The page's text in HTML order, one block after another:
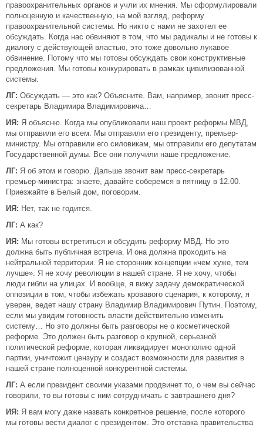
правоохранительных органов и учли их мнения. Мы сформулировали
полноценную и качественную, на мой взгляд, реформу
правоохранительной системы. Но никто с нами не захотел ее
обсуждать. Когда нас обвиняют в том, что мы радикалы и не готовы к
диалогу с действующей властью, это тоже довольно лукавое
обвинение. Потому что мы готовы обсуждать свои конструктивные
предложения. Мы готовы конкурировать в рамках цивилизованной
системы.
ЛГ: Обсуждать — это как? Объясните. Вам, например, звонит пресс-
секретарь Владимира Владимировича…
ИЯ: Я объясню. Когда мы опубликовали наш проект реформы МВД,
мы отправили его всем. Мы отправили его президенту, премьер-
министру. Мы отправили его силовикам, мы отправили его депутатам
Государственной думы. Все они получили наше предложение.
ЛГ: Я об этом и говорю. Дальше звонит вам пресс-секретарь
премьер-министра: знаете, давайте соберемся в пятницу в 12.00.
Приезжайте в Белый дом, поговорим.
ИЯ: Нет, так не годится.
ЛГ: А как?
ИЯ: Мы готовы встретиться и обсудить реформу МВД. Но это
должна быть публичная встреча. И она должна проходить на
нейтральной территории. Я не сторонник концепции «чем хуже, тем
лучше». Я не хочу революции в нашей стране. Я не хочу, чтобы
люди гибли на улицах. И вообще, я вижу задачу демократической
оппозиции в том, чтобы избежать кровавого сценария, к которому, я
уверен, ведет нашу страну Владимир Владимирович Путин. Поэтому,
если мы увидим готовность власти действительно изменить
систему… Но это должны быть разговоры не о косметической
реформе. Это должен быть разговор о крупной, серьезной
политической реформе, которая ликвидирует монополию одной
партии, уничтожит цензуру и создаст возможности для развития в
нашей стране полноценной конкурентной системы.
ЛГ: А если президент своими указами продвинет то, о чем вы сейчас
говорили, то вы готовы с ним сотрудничать с завтрашнего дня?
ИЯ: Я вам могу даже назвать конкретное решение, после которого
мы готовы вести диалог с президентом. Это отставка правительства